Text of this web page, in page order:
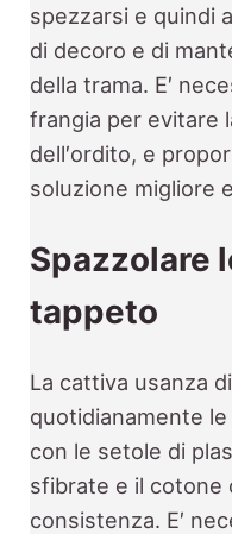
spezzarsi e quindi
di decoro e di
della trama. E′
frangia per evitare
dell′ordito, e
soluzione migliore
Spazzolare
tappeto
La cattiva usanza
quotidianamente
con le setole di
sfibrate e il cotone
consistenza. E′